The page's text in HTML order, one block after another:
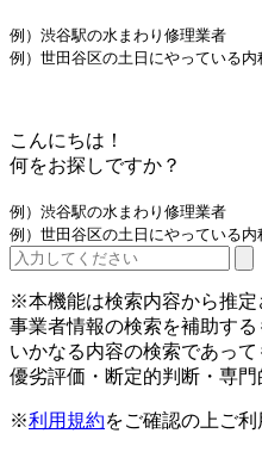
例）渋谷駅の水まわり修理業者
例）世田谷区の土日にやっている内
こんにちは！
何をお探しですか？
例）渋谷駅の水まわり修理業者
例）世田谷区の土日にやっている内
※本機能は検索内容から推定
事業者情報の検索を補助する
いかなる内容の検索であっ
優劣評価・断定的判断・専門
※利用規約をご確認の上ご